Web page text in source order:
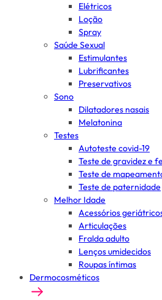
Elétricos
Loção
Spray
Saúde Sexual
Estimulantes
Lubrificantes
Preservativos
Sono
Dilatadores nasais
Melatonina
Testes
Autoteste covid-19
Teste de gravidez e
Teste de
Teste de paternidade
Melhor Idade
Acessórios
Articulações
Fralda adulto
Lenços umidecidos
Roupas íntimas
Dermocosméticos